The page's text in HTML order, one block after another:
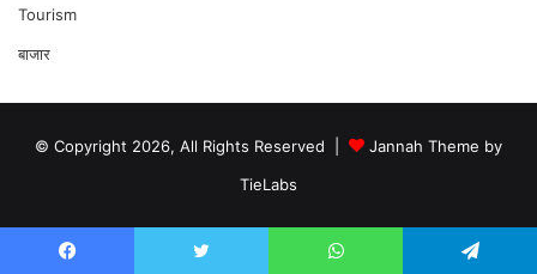
Tourism
बाजार
© Copyright 2026, All Rights Reserved |
Jannah Theme by
TieLabs